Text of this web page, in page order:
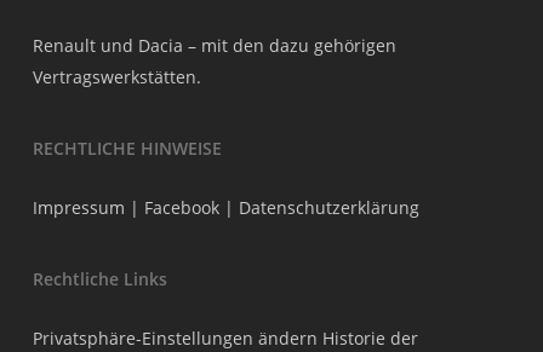
Renault und Dacia – mit den dazu gehörigen
Vertragswerkstätten.
RECHTLICHE HINWEISE
Impressum | Facebook| Datenschutzerklärung
Rechtliche Links
Privatsphäre-Einstellungen ändern Historie der